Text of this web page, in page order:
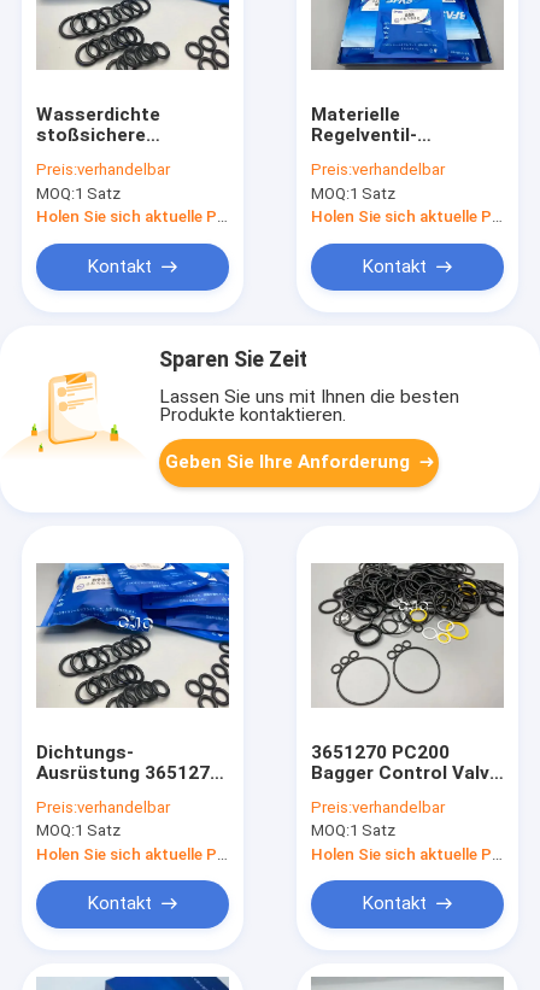
Wasserdichte
stoßsichere
verpackende
Ausrüstungen 107-
7010 für PC400-6
Preis:verhandelbar
MOQ:1 Satz
Holen Sie sich aktuelle Preis
Kontakt
Materielle
Regelventil-
Bausatz Hydraulic
For CAT336D SK230-
6
Preis:verhandelbar
MOQ:1 Satz
Holen Sie sich aktuelle Preis
Kontakt
Sparen Sie Zeit
Lassen Sie uns mit Ihnen die besten
Produkte kontaktieren.
Geben Sie Ihre Anforderung
Dichtungs-
Ausrüstung 3651270,
For CAT320D des
Ventil-ZAX55 des
Regelventil-ZAX60
Preis:verhandelbar
MOQ:1 Satz
Kontakt
3651270 PC200
Bagger Control Valve
Long Working Life
Preis:verhandelbar
MOQ:1 Satz
Kontakt